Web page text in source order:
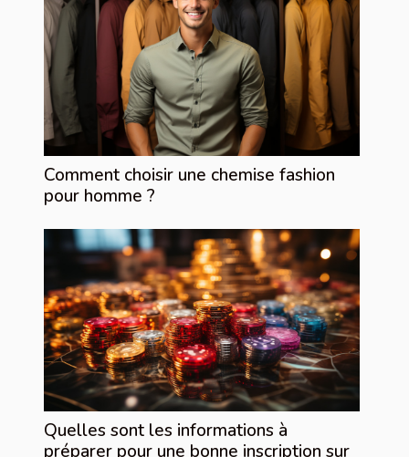
Comment choisir une chemise fashion
pour homme ?
Quelles sont les informations à
préparer pour une bonne inscription sur